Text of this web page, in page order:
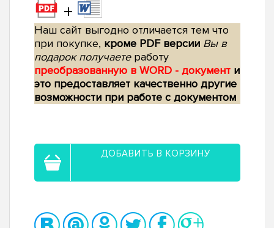
+
Наш сайт выгодно отличается тем что
при покупке, кроме PDF версии Вы в
подарок получаетеработу
преобразованную в WORD - документ и
это предоставляет качественно другие
возможности при работе с документом
ДОБАВИТЬ В КОРЗИНУ